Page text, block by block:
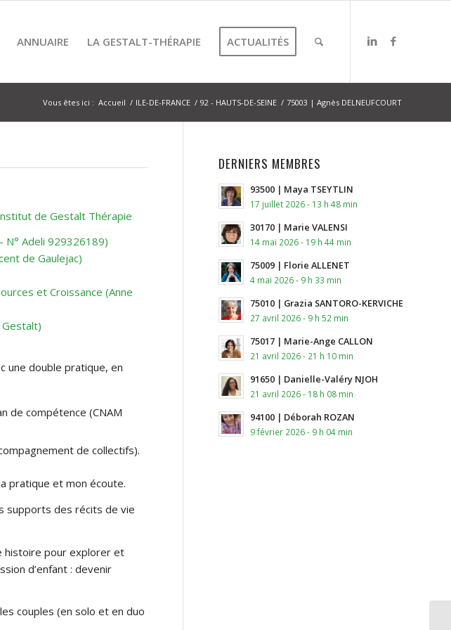
ANNUAIRE LA GESTALT-THÉRAPIE ACTUALITÉS
Vous êtes ici : Accueil / ILE-DE-FRANCE / 92 - HAUTS-DE-SEINE / 75003 | Agnès DELNEUFCOURT
de Gestalt Thérapie
N° Adeli 929326189)
de Gaulejac)
et Croissance (Anne
Gestalt)
une double pratique, en
de compétence (CNAM
de collectifs).
pratique et mon écoute.
supports des récits de vie
histoire pour explorer et
d’enfant : devenir
couples (en solo et en duo
DERNIERS MEMBRES
93500 | Maya TSEYTLIN
17 juillet 2026 - 13 h 48 min
30170 | Marie VALENSI
14 mai 2026 - 19 h 44 min
75009 | Florie ALLENET
4 mai 2026 - 9 h 33 min
75010 | Grazia SANTORO-KERVICHE
27 avril 2026 - 9 h 52 min
75017 | Marie-Ange CALLON
21 avril 2026 - 21 h 10 min
91650 | Danielle-Valéry NJOH
21 avril 2026 - 18 h 08 min
94100 | Déborah ROZAN
9 février 2026 - 9 h 04 min